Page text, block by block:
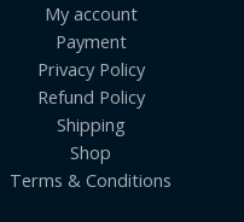
My account
Payment
Privacy Policy
Refund Policy
Shipping
Shop
Terms & Conditions